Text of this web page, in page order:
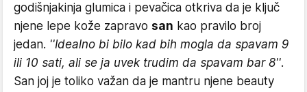
godišnjakinja glumica i pevačica otkriva da je ključ
njene lepe kože zapravo san kao pravilo broj
jedan. ''Idealno bi bilo kad bih mogla da spavam 9
ili 10 sati, ali se ja uvek trudim da spavam bar 8''.
San joj je toliko važan da je mantru njene beauty